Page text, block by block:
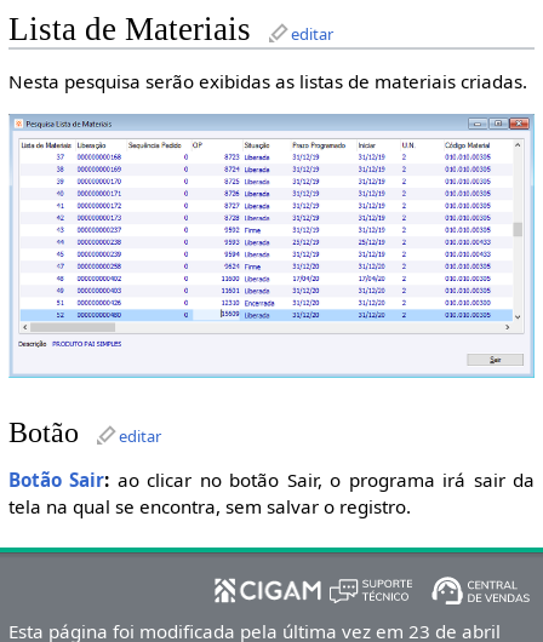
Lista de Materiais editar
Nesta pesquisa serão exibidas as listas de materiais criadas.
Botão editar
Botão Sair: ao clicar no botão Sair, o programa irá sair da
tela na qual se encontra, sem salvar o registro.
Esta página foi modificada pela última vez em 23 de abril